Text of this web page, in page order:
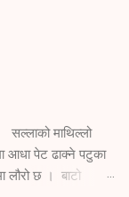
सल्लाको माथिल्लो
आधा पेट ढाक्ने पटुका
लौरो छ । बाटो